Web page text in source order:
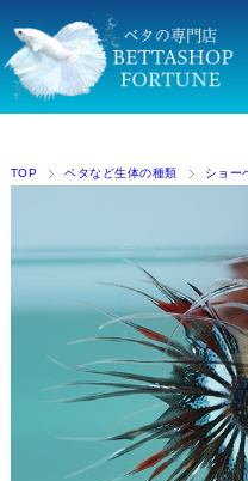
TOP ベタなど生体の種類 ショー